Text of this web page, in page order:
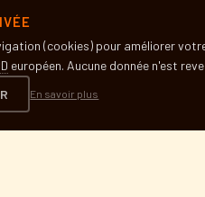
(cookies) pour améliorer
européen. Aucune donnée n'est
En savoir plus